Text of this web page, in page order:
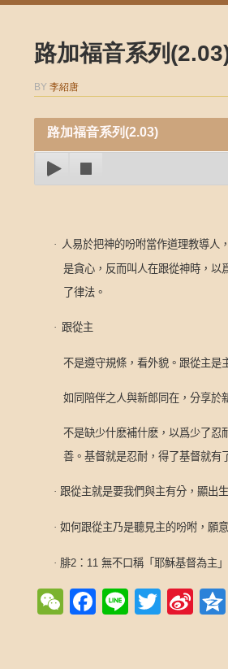
路加福音系列
BY 李紹唐
路加福音系列(2.03)
· 人易於把神的吩咐當作道理教導人
是貪心，反而叫人在跟從神時， 以
了律法。
· 跟從主
不是遵守規條，看外貌。跟從主是
如同陪伴之人與新郎同在，分享於
不是缺少什麽補什麽，以爲少了忍
善。基督就是忍耐，得了基督就有
· 跟從主就是要我們與主有分， 顯出
· 如何跟從主乃是聽見主的吩咐，願
· 腓2 ： 11 無不口稱「耶穌基督為主
WeChat
Facebook
LineTwitter